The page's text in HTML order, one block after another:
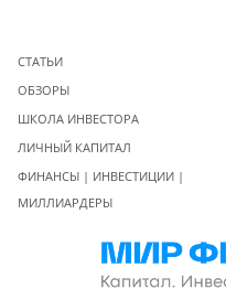
СТАТЬИ
ОБЗОРЫ
ШКОЛА ИНВЕСТОРА
ЛИЧНЫЙ КАПИТАЛ
ФИНАНСЫ | ИНВЕСТИЦИИ |
МИЛЛИАРДЕРЫ